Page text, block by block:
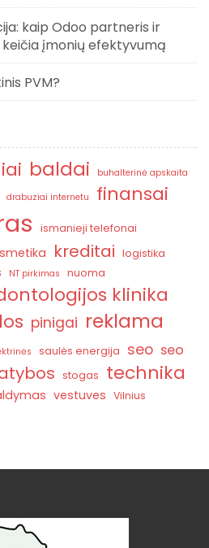
kaip Odoo partneris ir
įmonių efektyvumą
PVM?
baldai
buhalterinė apskaita
drabuziai internetu finansai
ismanieji telefonai
kreditai logistika
NT pirkimas nuoma
klinika
pinigai reklama
saulės energija seo seo
stogas technika
vestuves Vilnius